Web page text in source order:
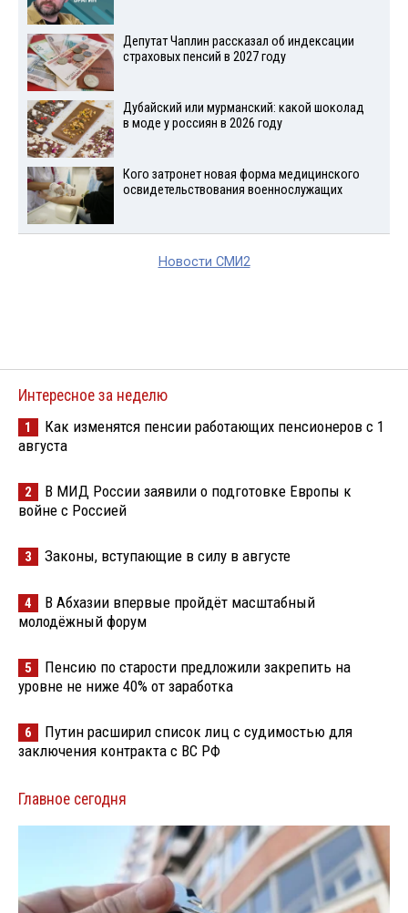
Депутат Чаплин рассказал об индексации
страховых пенсий в 2027 году
Дубайский или мурманский: какой шоколад
в моде у россиян в 2026 году
Кого затронет новая форма медицинского
освидетельствования военнослужащих
Новости СМИ2
Интересное за неделю
1
Как изменятся пенсии работающих пенсионеров с 1
августа
2
В МИД России заявили о подготовке Европы к
войне с Россией
3 Законы, вступающие в силу в августе
4
В Абхазии впервые пройдёт масштабный
молодёжный форум
5
Пенсию по старости предложили закрепить на
уровне не ниже 40% от заработка
6
Путин расширил список лиц с судимостью для
заключения контракта с ВС РФ
Главное сегодня